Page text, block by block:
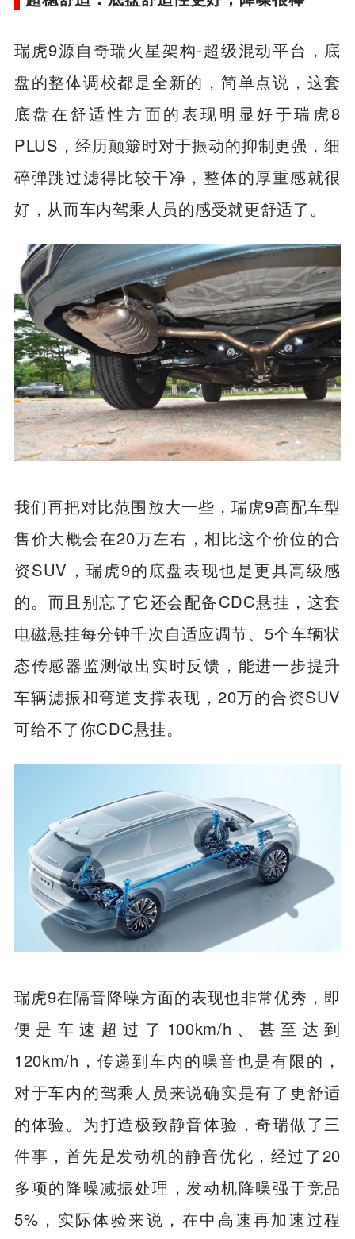
瑞虎9源自奇瑞火星架构-超级混动平台，底
盘的整体调校都是全新的，简单点说，这套
底盘在舒适性方面的表现明显好于瑞虎8
PLUS，经历颠簸时对于振动的抑制更强，细
碎弹跳过滤得比较干净，整体的厚重感就很
好，从而车内驾乘人员的感受就更舒适了。
我们再把对比范围放大一些，瑞虎9高配车型
售价大概会在20万左右，相比这个价位的合
资SUV，瑞虎9的底盘表现也是更具高级感
的。而且别忘了它还会配备CDC悬挂，这套
电磁悬挂每分钟千次自适应调节、5个车辆状
态传感器监测做出实时反馈，能进一步提升
车辆滤振和弯道支撑表现，20万的合资SUV
可给不了你CDC悬挂。
瑞虎9在隔音降噪方面的表现也非常优秀，即
便是车速超过了100km/h、甚至达到
120km/h，传递到车内的噪音也是有限的，
对于车内的驾乘人员来说确实是有了更舒适
的体验。为打造极致静音体验，奇瑞做了三
件事，首先是发动机的静音优化，经过了20
多项的降噪减振处理，发动机降噪强于竞品